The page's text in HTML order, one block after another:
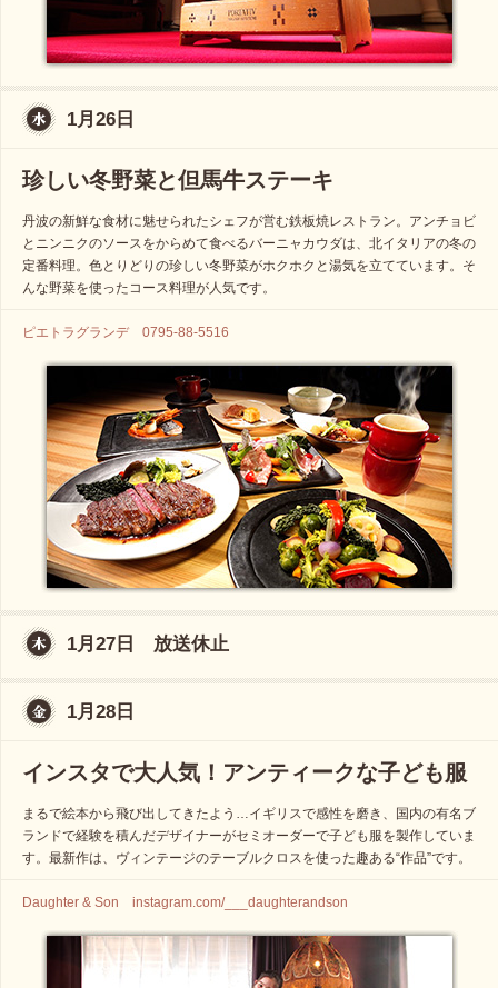
1月26日
珍しい冬野菜と但馬牛ステーキ
丹波の新鮮な食材に魅せられたシェフが営む鉄板焼レストラン。アンチョビ
とニンニクのソースをからめて食べるバーニャカウダは、北イタリアの冬の
定番料理。色とりどりの珍しい冬野菜がホクホクと湯気を立てています。そ
んな野菜を使ったコース料理が人気です。
ピエトラグランデ 0795-88-5516
1月27日 放送休止
1月28日
インスタで大人気！アンティークな子ども服
まるで絵本から飛び出してきたよう…イギリスで感性を磨き、国内の有名ブ
ランドで経験を積んだデザイナーがセミオーダーで子ども服を製作していま
す。最新作は、ヴィンテージのテーブルクロスを使った趣ある“作品”です。
Daughter & Son instagram.com/___daughterandson